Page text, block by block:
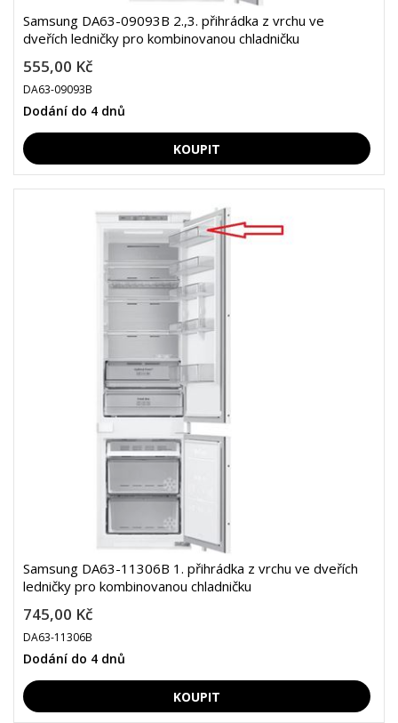
Samsung DA63-09093B 2.,3. přihrádka z vrchu ve
dveřích ledničky pro kombinovanou chladničku
555,00 Kč
DA63-09093B
Dodání do 4 dnů
Samsung DA63-11306B 1. přihrádka z vrchu ve dveřích
ledničky pro kombinovanou chladničku
745,00 Kč
DA63-11306B
Dodání do 4 dnů